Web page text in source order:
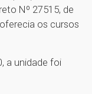
Nº 27515, de
os cursos
a unidade foi